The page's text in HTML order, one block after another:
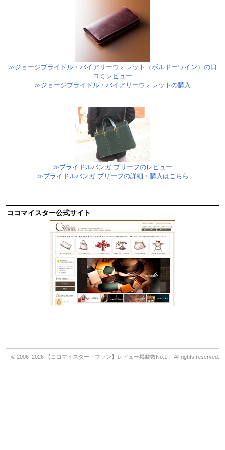
≫ジョージブライドル・バイアリーウォレット（ボルドーワイン）の口
コミレビュー
≫ジョージブライドル・バイアリーウォレットの購入
≫ブライドルバンガ-ブリーフのレビュー
≫ブライドルバンガ-ブリーフの詳細・購入はこちら
ココマイスター公式サイト
© 2006–2026 【ココマイスター・ファン】レビュー掲載数No.1！ All rights reserved.